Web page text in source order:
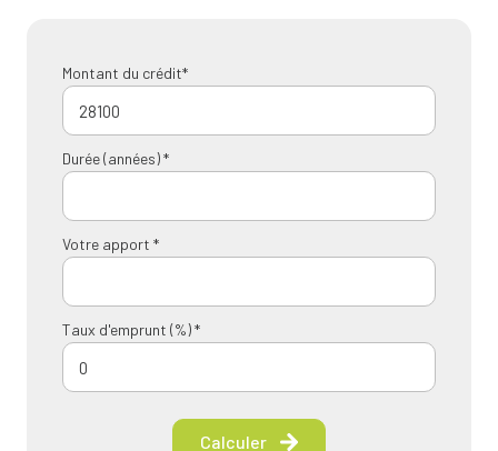
Montant du crédit*
Durée (années) *
Votre apport *
Taux d'emprunt (%) *
Calculer